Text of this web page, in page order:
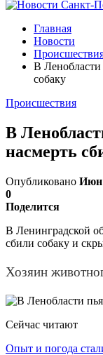
Главная
Новости
В
собаку
Происшествия
В
насмерть
Опубликовано Июн
0
Поделится
В Ленинградской
сбили собаку и
Хозяин
Сейчас читают
Опыт и погода